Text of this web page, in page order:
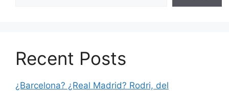
Recent Posts
¿Barcelona? ¿Real Madrid? Rodri, del